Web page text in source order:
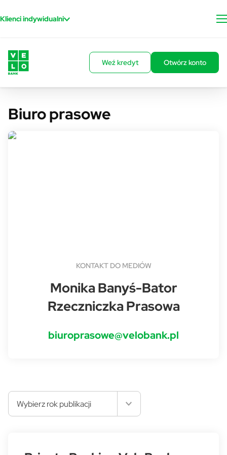
Klienci indywidualni
Weź kredyt Otwórz konto
Biuro prasowe
Rzecznik prasowy
KONTAKT DO MEDIÓW
Monika Banyś-Bator
Rzeczniczka Prasowa
biuroprasowe@velobank.pl
Wybierz rok publikacji